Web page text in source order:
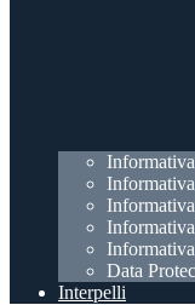
Data
Interpelli